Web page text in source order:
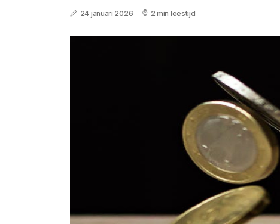
24 januari 2026 2 min leestijd